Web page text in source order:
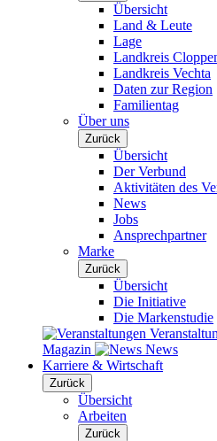
Übersicht
Land & Leute
Lage
Landkreis
Landkreis Vechta
Daten zur Region
Familientag
Über uns
Zurück
Übersicht
Der Verbund
Aktivitäten des
News
Jobs
Ansprechpartner
Marke
Zurück
Übersicht
Die Initiative
Die Markenstudie
Magazin
News
Karriere & Wirtschaft
Zurück
Übersicht
Arbeiten
Zurück